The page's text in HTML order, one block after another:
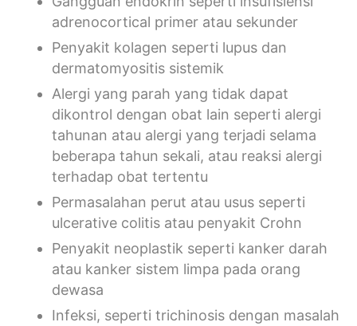
adrenocortical primer atau sekunder
Penyakit kolagen seperti lupus dan
dermatomyositis sistemik
Alergi yang parah yang tidak dapat
dikontrol dengan obat lain seperti alergi
tahunan atau alergi yang terjadi selama
beberapa tahun sekali, atau reaksi alergi
terhadap obat tertentu
Permasalahan perut atau usus seperti
ulcerative colitis atau penyakit Crohn
Penyakit neoplastik seperti kanker darah
atau kanker sistem limpa pada orang
dewasa
Infeksi, seperti trichinosis dengan masalah